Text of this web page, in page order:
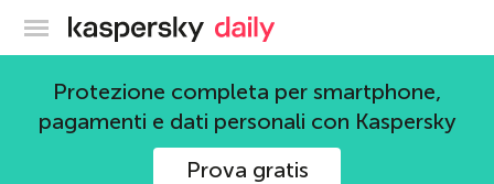
Blog ufficiale di Kaspersky
Protezione completa per smartphone,
pagamenti e dati personali con Kaspersky
Prova gratis